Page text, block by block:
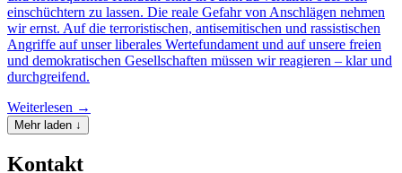
einschüchtern zu lassen. Die reale Gefahr von Anschlägen nehmen
wir ernst. Auf die terroristischen, antisemitischen und rassistischen
Angriffe auf unser liberales Wertefundament und auf unsere freien
und demokratischen Gesellschaften müssen wir reagieren – klar und
durchgreifend.
Weiterlesen →
Mehr laden ↓
Kontakt